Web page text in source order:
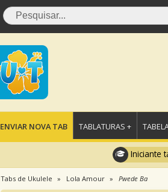
ENVIAR NOVA TAB TABLATURAS +
Iniciante
Tabs de Ukulele Lola Amour Pwede Ba